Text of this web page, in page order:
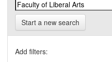
Start a new search
Add filters: